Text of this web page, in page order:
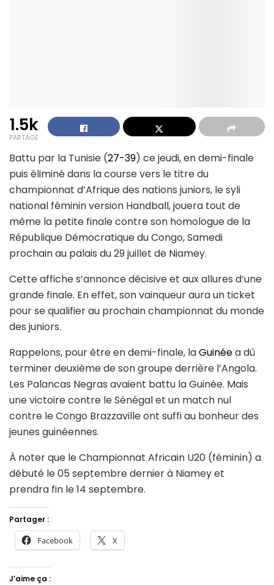
1.5k
PARTAGE
Battu par la Tunisie (27-39) ce jeudi, en demi-finale
puis éliminé dans la course vers le titre du
championnat d’Afrique des nations juniors, le syli
national féminin version Handball, jouera tout de
même la petite finale contre son homologue de la
République Démocratique du Congo, Samedi
prochain au palais du 29 juillet de Niamey.
Cette affiche s’annonce décisive et aux allures d’une
grande finale. En effet, son vainqueur aura un ticket
pour se qualifier au prochain championnat du monde
des juniors.
Rappelons, pour être en demi-finale, laGuinéea dû
terminer deuxième de son groupe derrière l’Angola.
Les Palancas Negras avaient battu la Guinée. Mais
une victoire contre le Sénégal et un match nul
contre le Congo Brazzaville ont suffi au bonheur des
jeunes guinéennes.
À noter que le Championnat Africain U20 (féminin) a
débuté le 05 septembre dernier à Niamey et
prendra fin le 14 septembre.
Partager :
Facebook X
J’aime ça :